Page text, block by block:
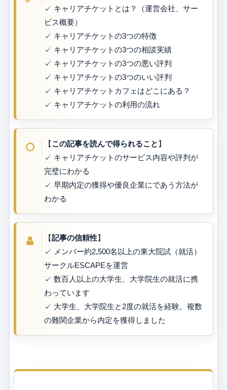
✓ キャリアチケットとは？（運営会社、サー
ビス概要）
✓ キャリアチケットの3つの特徴
✓ キャリアチケットの3つの相談実績
✓ キャリアチケットの3つの悪い評判
✓ キャリアチケットの3つのいい評判
✓ キャリアチケットカフェはどこにある？
✓ キャリアチケットの利用の流れ
【この記事を読んで得られること 】
✓ キャリアチケットのサービス内容や評判が
完璧にわかる
✓ 早期内定の獲得や優良企業にであう方法が
わかる
【記事の信頼性】
✓ メンバー約2,500名以上の東大院試（就活）
サークルESCAPEを運営
✓ 数百人以上の大学生、大学院生の就活に携
わっています
✓ 大学生、大学院生と2度の就活を経験。複数
の難関企業から内定を獲得しました